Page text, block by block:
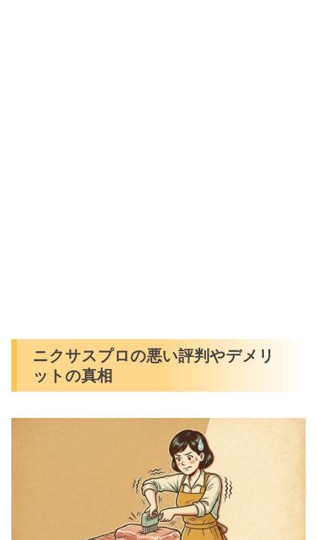
ニクサスプロの悪い評判やデメリ
ットの真相